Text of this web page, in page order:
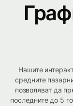
Нашите
средните
позволяват да
последните до 5